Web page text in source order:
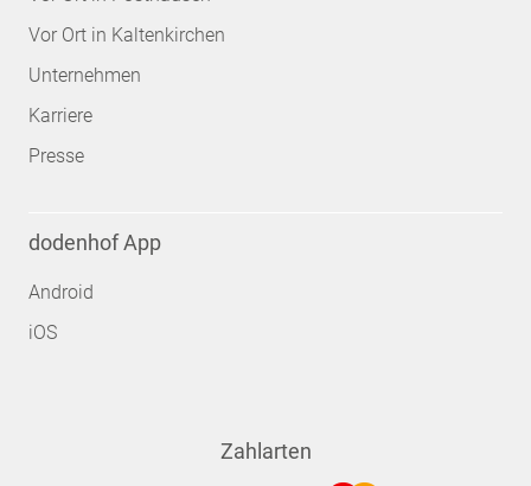
Vor Ort in Kaltenkirchen
Unternehmen
Karriere
Presse
dodenhof App
Android
iOS
Zahlarten